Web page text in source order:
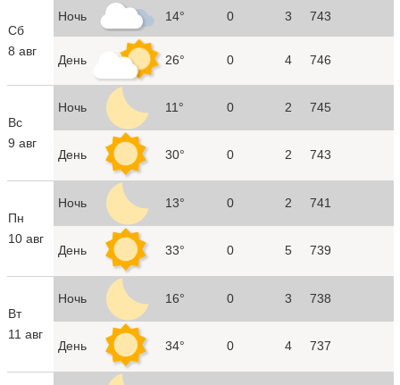
Сб
8 авг
Ночь 14° 0 3 743
День 26° 0 4 746
Вс
9 авг
Ночь 11° 0 2 745
День 30° 0 2 743
Пн
10 авг
Ночь 13° 0 2 741
День 33° 0 5 739
Вт
11 авг
Ночь 16° 0 3 738
День 34° 0 4 737